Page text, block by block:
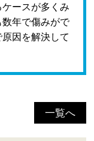
ースが多くみ
年で傷みがで
因を解決して
一覧へ